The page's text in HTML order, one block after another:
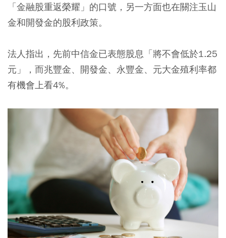
「金融股重返榮耀」的口號，另一方面也在關注玉山
金和開發金的股利政策。
法人指出，先前中信金已表態股息「將不會低於1.25
元」，而兆豐金、開發金、永豐金、元大金殖利率都
有機會上看4%。